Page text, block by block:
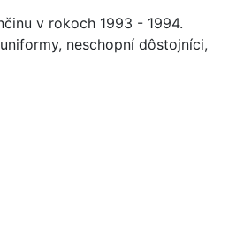
v rokoch 1993 - 1994.
neschopní dôstojníci,